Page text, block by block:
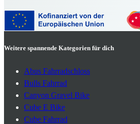
Weitere spannende Kategorien für dich
Abus Fahrradschloss
Bulls Fahrrad
Canyon Gravel Bike
Cube E Bike
Cube Fahrrad